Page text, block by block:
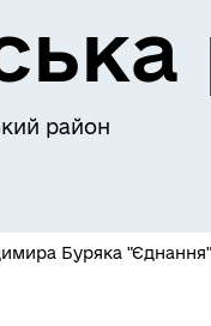
район
Буряка "Єднання"